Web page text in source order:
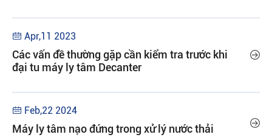
 Apr,11 2023
Các vấn đề thường gặp cần kiểm tra trước khi
đại tu máy ly tâm Decanter

 Feb,22 2024
Máy ly tâm nạo đứng trong xử lý nước thải 